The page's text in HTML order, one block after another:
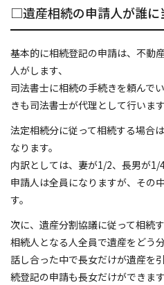
代表あいさつ
お問い合わせ
お客さまの声
□遺産相続の申請人が誰に
基本的に相続登記の申請は、不動
人がします、
司法書士に相続の手続きを頼んで
きも司法書士が代理として行います
法定相続分に従って相続する場合
なります。
内訳としては、妻が1/2、長男が1/
申請人は全員になりますが、その
す。
次に、遺産分割協議に従って相続す
相続人となる人全員で遺産をどう
話し合った中で長女だけが遺産を
続登記の申請も長女だけができます